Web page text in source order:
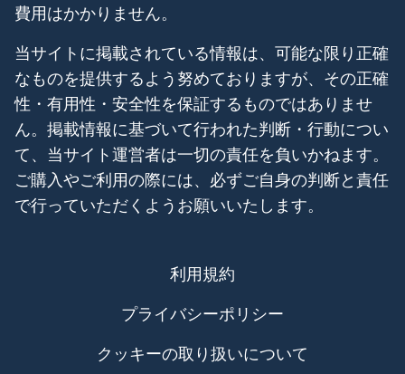
費用はかかりません。
当サイトに掲載されている情報は、可能な限り正確
なものを提供するよう努めておりますが、その正確
性・有用性・安全性を保証するものではありませ
ん。掲載情報に基づいて行われた判断・行動につい
て、当サイト運営者は一切の責任を負いかねます。
ご購入やご利用の際には、必ずご自身の判断と責任
で行っていただくようお願いいたします。
利用規約
プライバシーポリシー
クッキーの取り扱いについて